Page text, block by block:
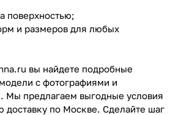
поверхностью;
и размеров для любых
вы найдете подробные
с фотографиями и
Мы предлагаем выгодные условия
доставку по Москве. Сделайте шаг